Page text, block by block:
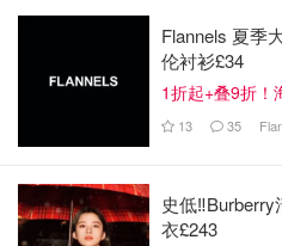
Flannels 夏季
伦衬衫£34
1折起+叠9折！
13 35
史低
衣£243